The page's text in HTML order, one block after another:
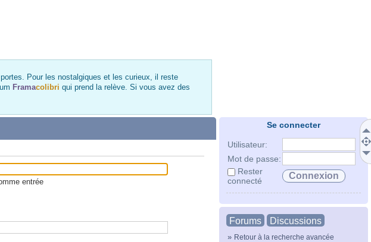
Pour les nostalgiques et les curieux, il reste
Framacolibri qui prend la relève. Si vous avez des
Se connecter
Utilisateur:
Mot de passe:
Rester
connecté
Forums Discussions
» Retour à la recherche avancée
entrée